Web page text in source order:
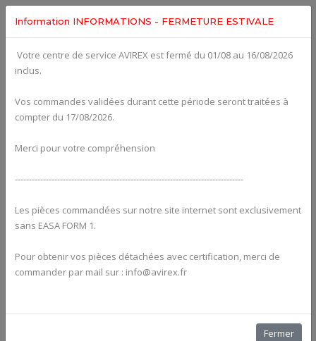
fig. 72-20-00-1
Click here to see Your Cart
Information INFORMATIONS - FERMETURE ESTIVALE
Votre centre de service AVIREX est fermé du 01/08 au 16/08/2026
inclus.
Vos commandes validées durant cette période seront traitées à
compter du 17/08/2026.
Merci pour votre compréhension
---------------------------------------------------------------------------------
Les pièces commandées sur notre site internet sont exclusivement
sans EASA FORM 1.
Pour obtenir vos pièces détachées avec certification, merci de
commander par mail sur : info@avirex.fr
Fermer